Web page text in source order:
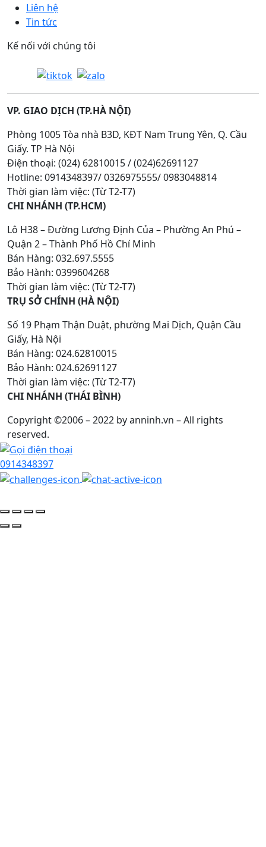
Liên hệ
Tin tức
Kế nối với chúng tôi
VP. GIAO DỊCH (TP.HÀ NỘI)
Phòng 1005 Tòa nhà B3D, KĐT Nam Trung Yên, Q. Cầu
Giấy. TP Hà Nội
Điện thoại: (024) 62810015 / (024)62691127
Hotline: 0914348397/ 0326975555/ 0983048814
Thời gian làm việc: (Từ T2-T7)
CHI NHÁNH (TP.HCM)
Lô H38 – Đường Lương Định Của – Phường An Phú –
Quận 2 – Thành Phố Hồ Chí Minh
Bán Hàng: 032.697.5555
Bảo Hành: 0399604268
Thời gian làm việc: (Từ T2-T7)
TRỤ SỞ CHÍNH (HÀ NỘI)
Số 19 Phạm Thận Duật, phường Mai Dịch, Quận Cầu
Giấy, Hà Nội
Bán Hàng: 024.62810015
Bảo Hành: 024.62691127
Thời gian làm việc: (Từ T2-T7)
CHI NHÁNH (THÁI BÌNH)
Copyright ©2006 – 2022 by anninh.vn – All rights
reserved.
0914348397